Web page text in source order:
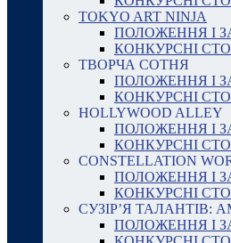
TOKYO ART NINJA
ПОЛОЖЕННЯ І
КОНКУРСНІ
ТВОРЧА СОТНЯ
ПОЛОЖЕННЯ І
КОНКУРСНІ
HOLLYWOOD ALLEY
ПОЛОЖЕННЯ І
КОНКУРСНІ
CONSTELLATION
ПОЛОЖЕННЯ І
КОНКУРСНІ
СУЗІР’Я ТАЛАНТІВ:
ПОЛОЖЕННЯ І